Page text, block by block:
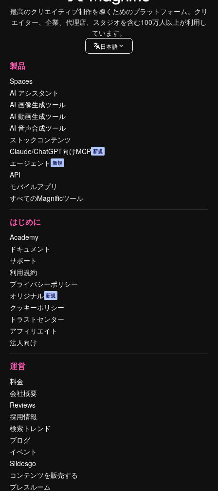
最高のクリエイティブ制作を導くためのプラットフォーム。クリ
エイター、企業、代理店、スタジオを含む100万人以上が利用し
ています。
日本語
製品
Spaces
AI アシスタント
AI 画像生成ツール
AI 動画生成ツール
AI 音声合成ツール
ストックコンテンツ
Claude/ChatGPT向けMCP 新規
エージェント 新規
API
モバイルアプリ
すべてのMagnificツール
はじめに
Academy
ドキュメント
サポート
利用規約
プライバシーポリシー
オリジナル 新規
クッキーポリシー
トラストセンター
アフィリエイト
法人向け
運営
料金
会社概要
Reviews
採用情報
検索トレンド
ブログ
イベント
Slidesgo
コンテンツを販売する
プレスルーム